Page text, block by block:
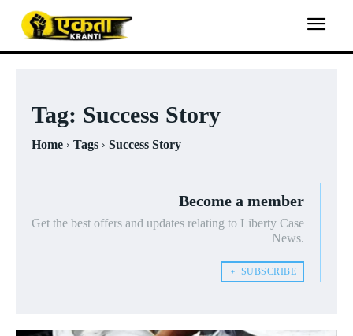
Tag: Success Story
Home Tags Success Story
Become a member
Get the best offers and updates relating to Liberty Case
News.
﹢ SUBSCRIBE